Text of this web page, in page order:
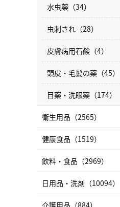
水虫薬（34）
虫刺され（28）
皮膚病用石鹸（4）
頭皮・毛髪の薬（45）
目薬・洗眼薬（174）
衛生用品（2565）
健康食品（1519）
飲料・食品（2969）
日用品・洗剤（10094）
介護用品（884）